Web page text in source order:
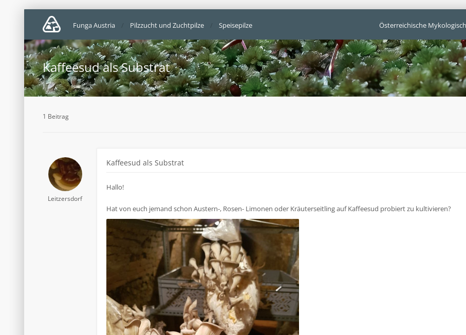
Österreichische
Funga Austria Pilzzucht und Zuchtpilze Speisepilze
Kaffeesud als Substrat
1 Beitrag
Leitzersdorf
Kaffeesud als Substrat
Hallo!
Hat von euch jemand schon Austern-, Rosen- Limonen oder Kräuterseitling auf Kaffeesud probiert zu kultivieren?